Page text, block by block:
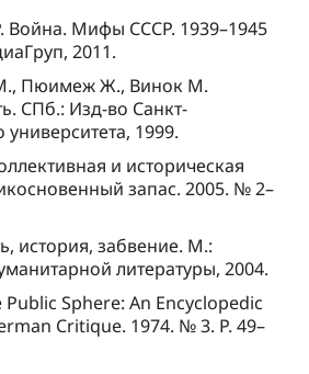
Война. Мифы СССР. 1939–1945
2011.
Пюимеж Ж., Винок М.
СПб.: Изд-во Санкт-
университета, 1999.
и историческая
запас. 2005. № 2–
история, забвение. М.:
литературы, 2004.
Public Sphere: An Encyclopedic
Critique. 1974. № 3. P. 49–